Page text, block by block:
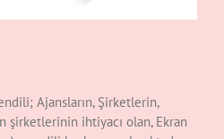
Ajansların, Şirketlerin,
şirketlerinin ihtiyacı olan, Ekran